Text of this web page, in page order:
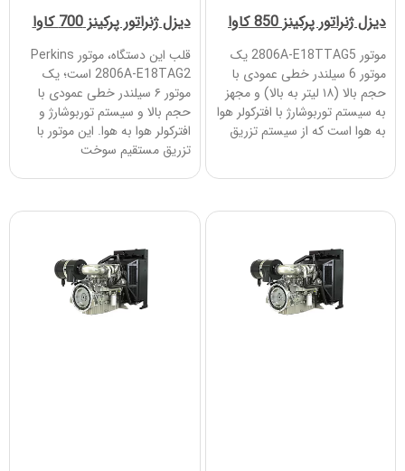
دیزل ژنراتور پرکینز 850 کاوا
موتور 2806A-E18TTAG5 یک
موتور 6 سیلندر خطی عمودی با
حجم بالا (۱۸ لیتر به بالا) و مجهز
به سیستم توربوشارژ با افترکولر هوا
به هوا است که از سیستم تزریق
دیزل ژنراتور پرکینز 700 کاوا
قلب این دستگاه، موتور Perkins
2806A-E18TAG2 است؛ یک
موتور ۶ سیلندر خطی عمودی با
حجم بالا و سیستم توربوشارژ و
افترکولر هوا به هوا. این موتور با
تزریق مستقیم سوخت